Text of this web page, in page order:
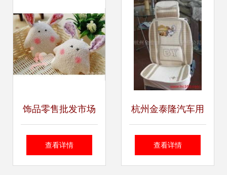
向
饰品零售批发市场
动态与日用百货新
查看详情
杭州金泰隆汽车用
品百货公司产品相
查看详情